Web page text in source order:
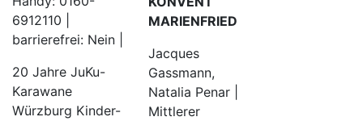
6912110 |
barrierefrei: Nein |
20 Jahre JuKu-
Karawane
Würzburg Kinder-
MARIENFRIED
Jacques
Gassmann,
Natalia Penar |
Mittlerer